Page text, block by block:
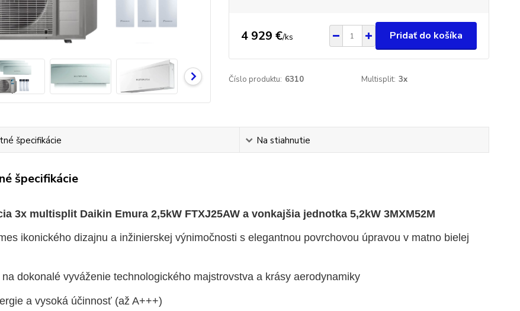
4 929 €/ks Pridať do košíka
Číslo produktu: 6310 Multisplit: 3x
špecifikácie Na stiahnutie
špecifikácie
3x multisplit Daikin Emura 2,5kW FTXJ25AW a vonkajšia jednotka 5,2kW 3MXM52M
ikonického dizajnu a inžinierskej výnimočnosti s elegantnou povrchovou úpravou v matno bielej
dokonalé vyváženie technologického majstrovstva a krásy aerodynamiky
a vysoká účinnosť (až A+++)